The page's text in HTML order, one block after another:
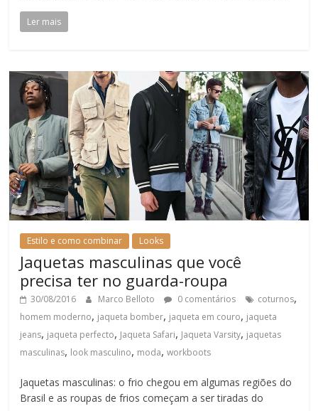
Ler mais
Estilo e como combinar Looks
Jaquetas masculinas que você
precisa ter no guarda-roupa
30/08/2016 Marco Belloto 0 comentários coturnos,
homem moderno, jaqueta bomber, jaqueta em couro, jaqueta
jeans, jaqueta perfecto, Jaqueta Safari, Jaqueta Varsity, jaquetas
masculinas, look masculino, moda,workboots
Jaquetas masculinas: o frio chegou em algumas regiões do
Brasil e as roupas de frios começam a ser tiradas do